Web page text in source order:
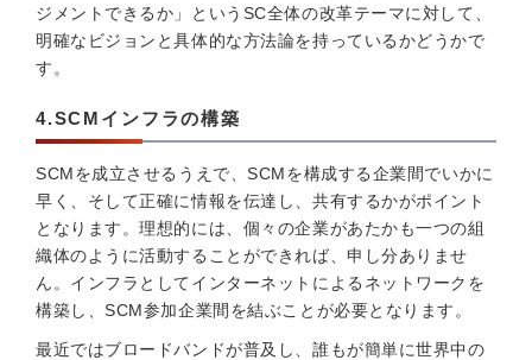
ジメントできるか」というSC全体の改革テーマに対して、
明確なビジョンと具体的な方法論を持っているかどうかで
す。
4.SCMインフラの構築
SCMを成立させるうえで、SCMを構成する企業間でいかに
早く、そして正確に情報を伝達し、共有するかがポイント
となります。理想的には、個々の企業があたかも一つの組
織体のように活動することができれば、申し分ありませ
ん。インフラとしてインターネットによるネットワークを
構築し、SCM参加企業間を結ぶことが必要となります。
最近ではブロードバンドが普及し、誰もが簡単に世界中の